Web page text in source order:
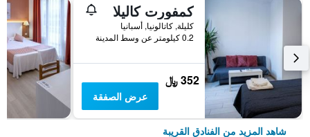
كمفورت كاليلا
كليلة, كاتالونيا, أسبانيا
0.2 كيلومتر عن وسط المدينة
352 ﷼
عرض الصفقة
شاهد المزيد من الفنادق القريبة